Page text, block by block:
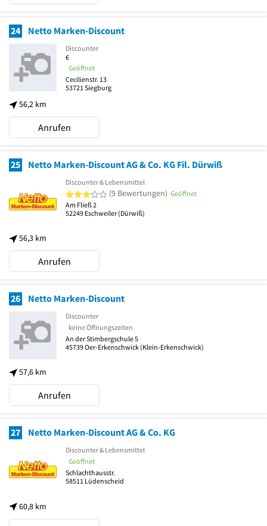
24 Netto Marken-Discount
56,2 km
Discounter
€
Geöffnet
Cecilienstr. 13
53721Siegburg
Anrufen
25 Netto Marken-Discount AG & Co. KG Fil. Dürwiß
56,3 km
Discounter & Lebensmittel
3 von 5 Sternen
(9 Bewertungen) Geöffnet
Am Fließ 2
52249 Eschweiler(Dürwiß)
Anrufen
26 Netto Marken-Discount
57,6 km
Discounter
keine Öffnungszeiten
An der Stimbergschule 5
45739Oer-Erkenschwick (Klein-Erkenschwick)
Anrufen
27 Netto Marken-Discount AG & Co. KG
60,8 km
Discounter & Lebensmittel
Geöffnet
Schlachthausstr.
58511 Lüdenscheid